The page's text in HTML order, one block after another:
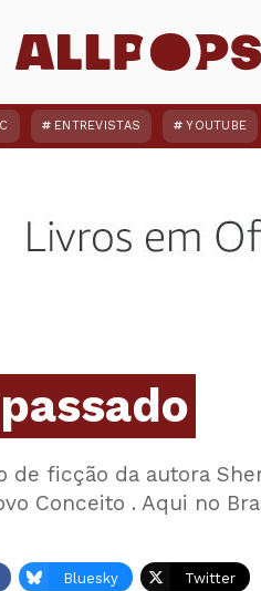
ENTREVISTAS YOUTUBE
de ficção da autora
Conceito . Aqui no
Bluesky Twitter